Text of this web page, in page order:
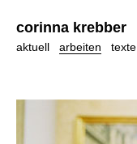
corinna krebber
aktuell arbeiten texte